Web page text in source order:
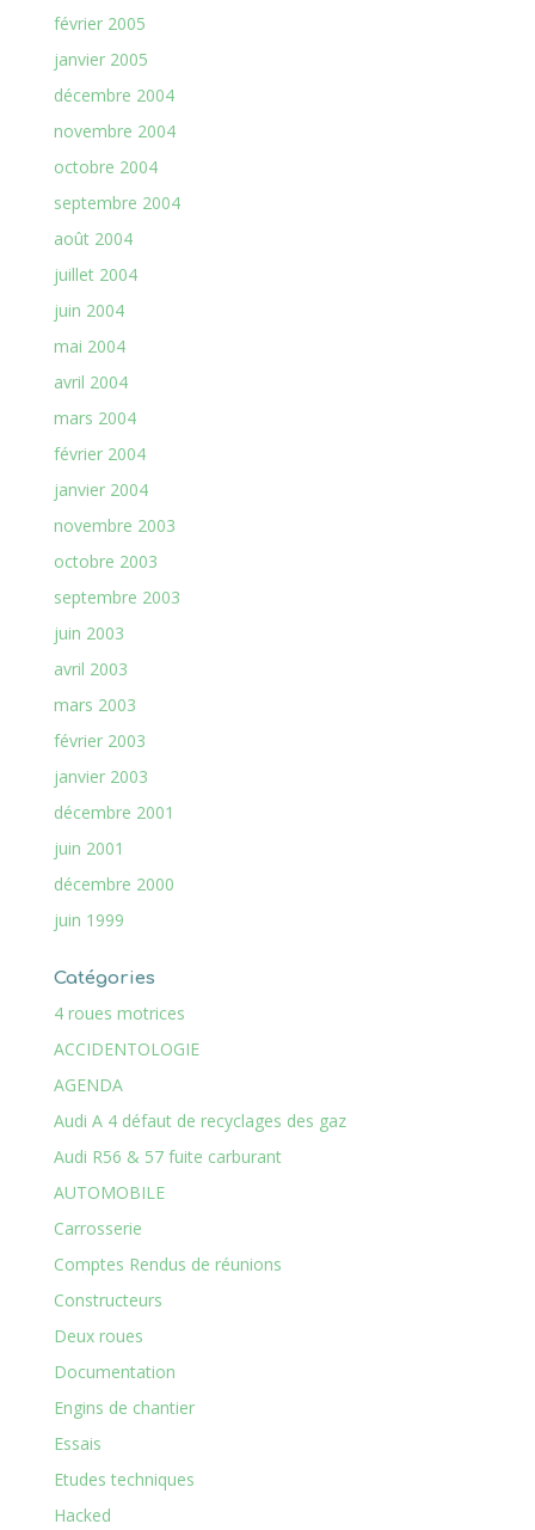
février 2005
janvier 2005
décembre 2004
novembre 2004
octobre 2004
septembre 2004
août 2004
juillet 2004
juin 2004
mai 2004
avril 2004
mars 2004
février 2004
janvier 2004
novembre 2003
octobre 2003
septembre 2003
juin 2003
avril 2003
mars 2003
février 2003
janvier 2003
décembre 2001
juin 2001
décembre 2000
juin 1999
Catégories
4 roues motrices
ACCIDENTOLOGIE
AGENDA
Audi A 4 défaut de recyclages des gaz
Audi R56 & 57 fuite carburant
AUTOMOBILE
Carrosserie
Comptes Rendus de réunions
Constructeurs
Deux roues
Documentation
Engins de chantier
Essais
Etudes techniques
Hacked